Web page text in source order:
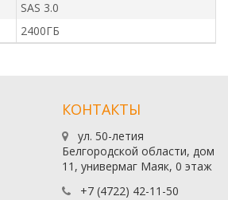
SAS 3.0
2400ГБ
КОНТАКТЫ
ул. 50-летия
Белгородской области, дом
11, универмаг Маяк, 0 этаж
+7 (4722) 42-11-50